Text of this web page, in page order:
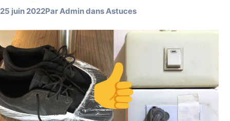
25 juin 2022ParAdmindansAstuces